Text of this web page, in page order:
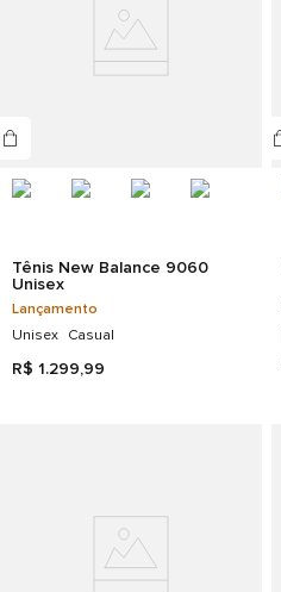
Tênis New Balance 9060
Unisex
Lançamento
Unisex Casual
R$ 1.299,99